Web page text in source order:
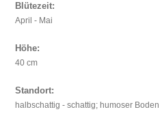
Blütezeit:
April - Mai
Höhe:
40 cm
Standort:
halbschattig - schattig; humoser Boden